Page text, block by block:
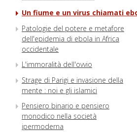
Un fiume e un virus chiamati
Patologie del potere e metafore
dell'epidemia di ebola in Africa
occidentale
L'immoralità dell'ovvio
Strage di Parigi e invasione della
mente : noi e gli islamici
Pensiero binario e pensiero
monodico nella società
ipermoderna